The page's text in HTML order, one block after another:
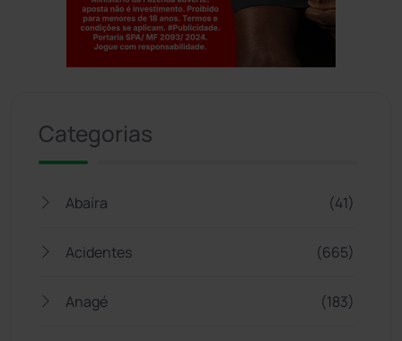
Categorias
Abaíra (41)
Acidentes (665)
Anagé (183)